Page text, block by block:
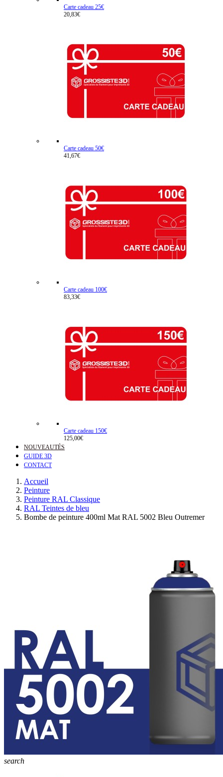
Carte cadeau 25€
20,83€
Carte cadeau 50€
41,67€
Carte cadeau 100€
83,33€
Carte cadeau 150€
125,00€
NOUVEAUTÉS
GUIDE 3D
CONTACT
Accueil
Peinture
Peinture RAL Classique
RAL Teintes de bleu
Bombe de peinture 400ml Mat RAL 5002 Bleu Outremer
search